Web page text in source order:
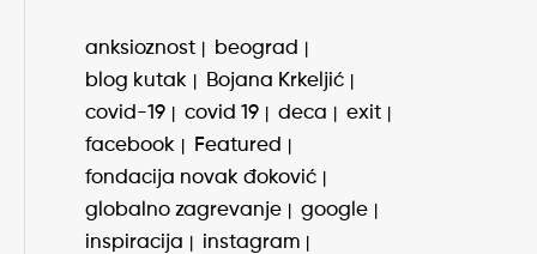
anksioznost
beograd
blog kutak
Bojana Krkeljić
covid-19
covid 19 deca
exit
facebook
Featured
fondacija novak đoković
globalno zagrevanje
google
inspiracija
instagram